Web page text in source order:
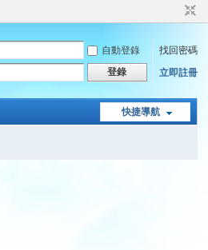
自動登錄
找回密碼
登錄 立即註冊
快捷導航